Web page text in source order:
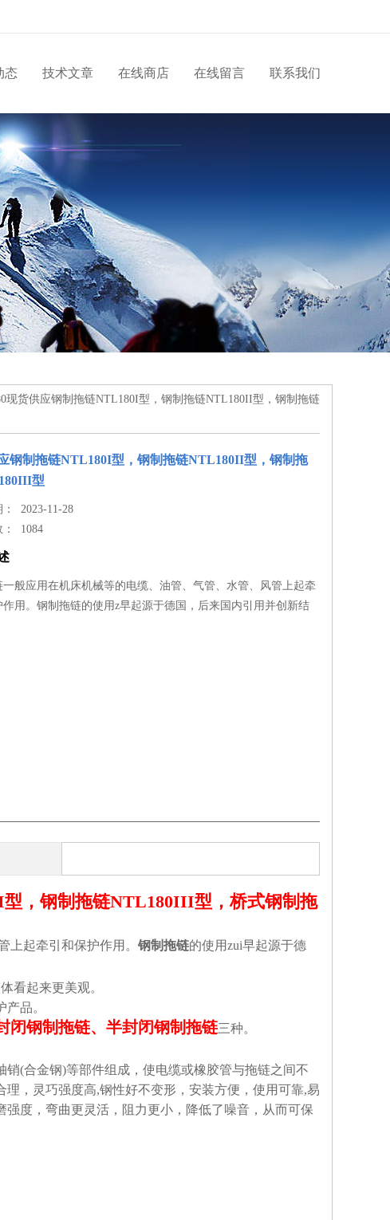
态 技术文章 在线商店 在线留言 联系我们
现货供应钢制拖链NTL180I型，钢制拖链NTL180II型，钢制拖链
钢制拖链NTL180I型，钢制拖链NTL180II型，钢制拖
型
： 2023-11-28
： 1084
一般应用在机床机械等的电缆、油管、气管、水管、风管上起牵
作用。钢制拖链的使用z早起源于德国，后来国内引用并创新结
，钢制拖链NTL180III型，桥式钢制拖
上起牵引和保护作用。 钢制拖链的使用zui早起源于德
看起来更美观。
品。
闭钢制拖链、半封闭钢制拖链三种。
(合金钢)等部件组成，使电缆或橡胶管与拖链之间不
，灵巧强度高,钢性好不变形，安装方便，使用可靠,易
度，弯曲更灵活，阻力更小，降低了噪音，从而可保